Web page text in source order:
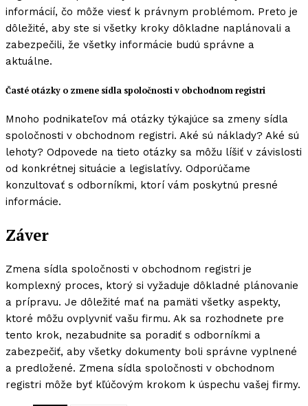
informácií, čo môže viesť k právnym problémom. Preto je
dôležité, aby ste si všetky kroky dôkladne naplánovali a
zabezpečili, že všetky informácie budú správne a
aktuálne.
Časté otázky o zmene sídla spoločnosti v obchodnom registri
Mnoho podnikateľov má otázky týkajúce sa zmeny sídla
spoločnosti v obchodnom registri. Aké sú náklady? Aké sú
lehoty? Odpovede na tieto otázky sa môžu líšiť v závislosti
od konkrétnej situácie a legislatívy. Odporúčame
konzultovať s odborníkmi, ktorí vám poskytnú presné
informácie.
Záver
Zmena sídla spoločnosti v obchodnom registri je
komplexný proces, ktorý si vyžaduje dôkladné plánovanie
a prípravu. Je dôležité mať na pamäti všetky aspekty,
ktoré môžu ovplyvniť vašu firmu. Ak sa rozhodnete pre
tento krok, nezabudnite sa poradiť s odborníkmi a
zabezpečiť, aby všetky dokumenty boli správne vyplnené
a predložené. Zmena sídla spoločnosti v obchodnom
registri môže byť kľúčovým krokom k úspechu vašej firmy.